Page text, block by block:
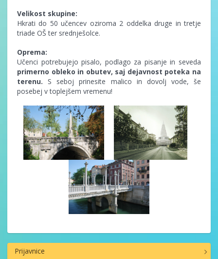
Velikost skupine:
Hkrati do 50 učencev oziroma 2 oddelka druge in tretje
triade OŠ ter srednješolce.
Oprema:
Učenci potrebujejo pisalo, podlago za pisanje in seveda
primerno obleko in obutev, saj dejavnost poteka na
terenu. S seboj prinesite malico in dovolj vode, še
posebej v toplejšem vremenu!
Prijavnice